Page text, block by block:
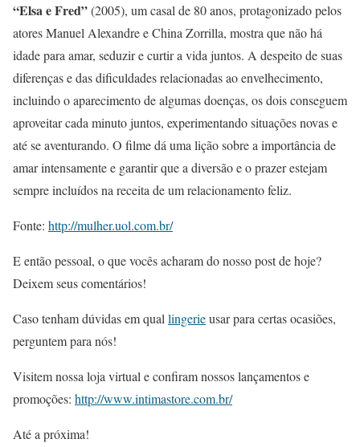
“Elsa e Fred”(2005), um casal de 80 anos, protagonizado pelos
atores Manuel Alexandre e China Zorrilla, mostra que não há
idade para amar, seduzir e curtir a vida juntos. A despeito de suas
diferenças e das dificuldades relacionadas ao envelhecimento,
incluindo o aparecimento de algumas doenças, os dois conseguem
aproveitar cada minuto juntos, experimentando situações novas e
até se aventurando. O filme dá uma lição sobre a importância de
amar intensamente e garantir que a diversão e o prazer estejam
sempre incluídos na receita de um relacionamento feliz.
Fonte: http://mulher.uol.com.br/
E então pessoal, o que vocês acharam do nosso post de hoje?
Deixem seus comentários!
Caso tenham dúvidas em qual lingerieusar para certas ocasiões,
perguntem para nós!
Visitem nossa loja virtual e confiram nossos lançamentos e
promoções: http://www.intimastore.com.br/
Até a próxima!